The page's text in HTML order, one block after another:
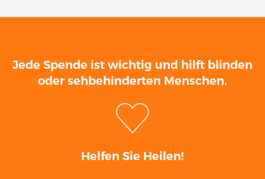
Jede Spende ist wichtig und hilft blinden
oder sehbehinderten Menschen.
Helfen Sie Heilen!